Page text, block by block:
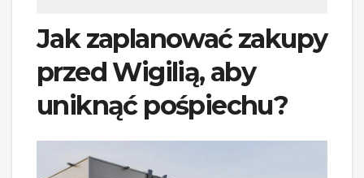
Jak zaplanować zakupy
przed Wigilią, aby
uniknąć pośpiechu?